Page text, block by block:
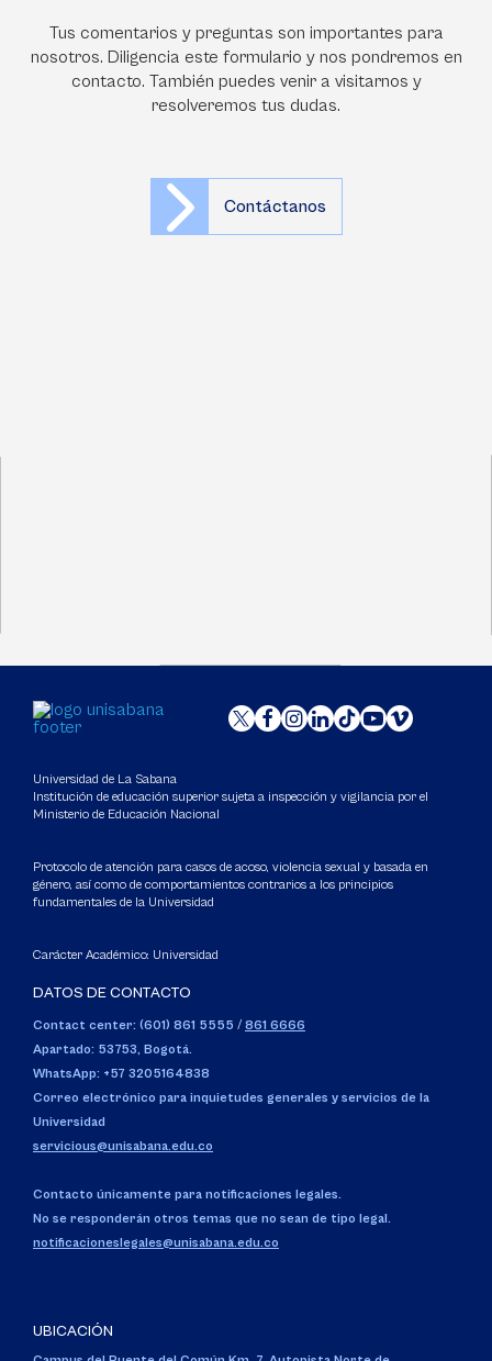
Tus comentarios y preguntas son importantes para
nosotros. Diligencia este formulario y nos pondremos en
contacto. También puedes venir a visitarnos y
resolveremos tus dudas.
Contáctanos
Universidad de La Sabana
Institución de educación superior sujeta a inspección y vigilancia por el
Ministerio de Educación Nacional
Protocolo de atención para casos de acoso, violencia sexual y basada en
género, así como de comportamientos contrarios a los principios
fundamentales de la Universidad
Carácter Académico: Universidad
DATOS DE CONTACTO
Contact center: (601) 861 5555 / 861 6666
Apartado: 53753, Bogotá.
WhatsApp: +57 3205164838
Correo electrónico para inquietudes generales y servicios de la
Universidad
servicious@unisabana.edu.co
Contacto únicamente para notificaciones legales.
No se responderán otros temas que no sean de tipo legal.
notificacioneslegales@unisabana.edu.co
UBICACIÓN